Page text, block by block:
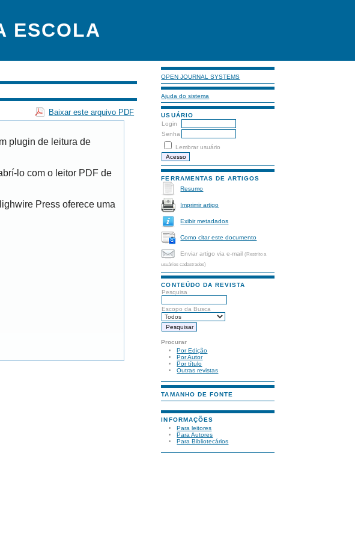
ESCOLA
OPEN JOURNAL SYSTEMS
Ajuda do sistema
USUÁRIO
Login
Senha
Lembrar usuário
FERRAMENTAS DE ARTIGOS
Resumo
Imprimir artigo
Exibir metadados
Como citar este documento
Enviar artigo via e-mail(Restrito a
usuários cadastrados)
CONTEÚDO DA REVISTA
Pesquisa
Escopo da Busca
Procurar
Por Edição
Por Autor
Por título
Outras revistas
TAMANHO DE FONTE
INFORMAÇÕES
Para leitores
Para Autores
Para Bibliotecários
Baixar este arquivo PDF
plugin de leitura de
lo com o leitor PDF de
Press oferece uma